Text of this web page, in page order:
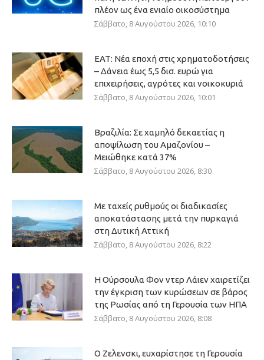
πλέον ως ένα ενιαίο οικοσύστημα
Σάββατο, 8 Αυγούστου 2026, 10:10
ΕΑΤ: Νέα εποχή στις χρηματοδοτήσεις
– Δάνεια έως 5,5 δισ. ευρώ για
επιχειρήσεις, αγρότες και νοικοκυριά
Σάββατο, 8 Αυγούστου 2026, 10:01
Βραζιλία: Σε χαμηλό δεκαετίας η
αποψίλωση του Αμαζονίου –
Μειώθηκε κατά 37%
Σάββατο, 8 Αυγούστου 2026, 8:30
Με ταχείς ρυθμούς οι διαδικασίες
αποκατάστασης μετά την πυρκαγιά
στη Δυτική Αττική
Σάββατο, 8 Αυγούστου 2026, 8:22
Η Ούρσουλα Φον ντερ Λάιεν χαιρετίζει
την έγκριση των κυρώσεων σε βάρος
της Ρωσίας από τη Γερουσία των ΗΠΑ
Σάββατο, 8 Αυγούστου 2026, 8:08
Ο Ζελενσκι, ευχαρίστησε τη Γερουσία